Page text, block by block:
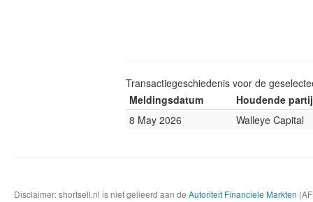
Transactiegeschiedenis voor de
Meldingsdatum
Houdende partij
8 May 2026
Walleye Capital
Disclaimer: shortsell.nl is niet gelieerd aan de Autoriteit Financiele Markten